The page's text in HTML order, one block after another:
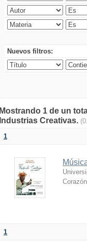
Nuevos filtros:
Mostrando 1 de un
Industrias Creativas.
1
1